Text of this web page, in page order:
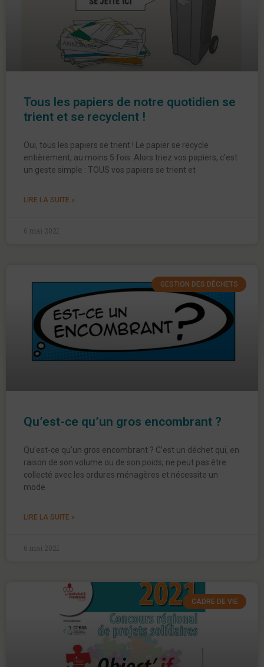
Tous les papiers de notre quotidien se
trient et se recyclent !
Oui, tous les papiers se trient ! Le papier se recycle
entièrement, au moins 5 fois. Alors triez vos papiers, c’est
un geste simple : TOUS vos papiers se trient et
LIRE LA SUITE »
6 mai 2021
GESTION DES DÉCHETS
Qu’est-ce qu’un gros encombrant ?
Qu’est-ce qu’un gros encombrant ? C’est un déchet qui, en
raison de son volume ou de son poids, ne peut pas être
collecté avec les ordures ménagères et nécessite un
mode
LIRE LA SUITE »
6 mai 2021
CADRE DE VIE